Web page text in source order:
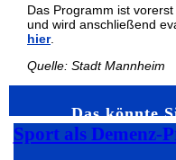
Das Programm ist
und wird anschließend
hier.
Quelle: Stadt Mannheim
Das könnte
Sport als Demenz-